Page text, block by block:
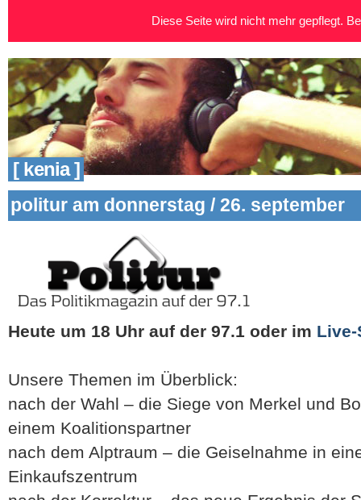
[ kenia ]
politur am donnerstag / 26. september
Heute um 18 Uhr auf der 97.1 oder im Live-
Unsere Themen im Überblick:
nach der Wahl – die Siege von Merkel und
einem Koalitionspartner
nach dem Alptraum – die Geiselnahme in
Einkaufszentrum
Diese Seite wird nicht mehr gepflegt.